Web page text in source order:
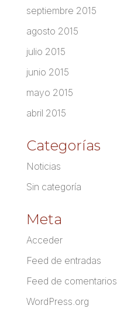
septiembre 2015
agosto 2015
julio 2015
junio 2015
mayo 2015
abril 2015
Categorías
Noticias
Sin categoría
Meta
Acceder
Feed de entradas
Feed de comentarios
WordPress.org